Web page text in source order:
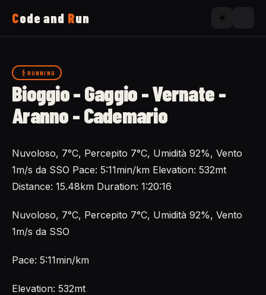
Code and Run ☀️
Running
Now
About
RUNNING
Bioggio - Gaggio - Vernate -
Aranno - Cademario
Nuvoloso, 7°C, Percepito 7°C, Umidità 92%, Vento
1m/s da SSO Pace: 5:11min/km Elevation: 532mt
Distance: 15.48km Duration: 1:20:16
Nuvoloso, 7°C, Percepito 7°C, Umidità 92%, Vento
1m/s da SSO
Pace: 5:11min/km
Elevation: 532mt